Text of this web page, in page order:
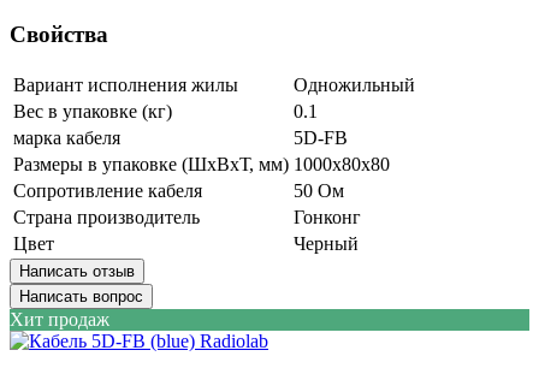
Свойства
Вариант исполнения жилы
Одножильный
Вес в упаковке (кг)
0.1
марка кабеля
5D-FB
Размеры в упаковке (ШxВxТ, мм) 1000x80x80
Сопротивление кабеля
50 Ом
Страна производитель
Гонконг
Цвет
Черный
Написать отзыв
Написать вопрос
Хит продаж